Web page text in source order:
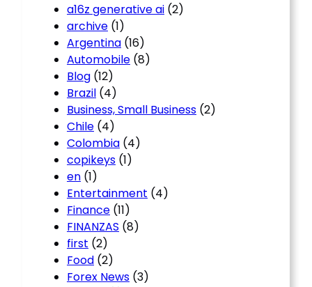
a16z generative ai (2)
archive (1)
Argentina (16)
Automobile (8)
Blog (12)
Brazil (4)
Business, Small Business (2)
Chile (4)
Colombia (4)
copikeys (1)
en (1)
Entertainment (4)
Finance (11)
FINANZAS (8)
first (2)
Food (2)
Forex News (3)